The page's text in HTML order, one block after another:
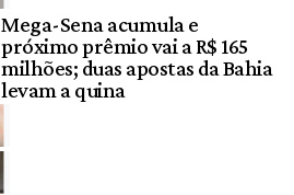
Mega-Sena acumula e
próximo prêmio vai a R$ 165
milhões; duas apostas da Bahia
levam a quina